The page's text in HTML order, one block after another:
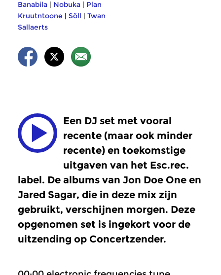
Banabila | Nobuka | Plan
Kruutntoone | Söll | Twan
Sallaerts
Een DJ set met vooral
recente (maar ook minder
recente) en toekomstige
uitgaven van het Esc.rec.
label. De albums van Jon Doe One en
Jared Sagar, die in deze mix zijn
gebruikt, verschijnen morgen. Deze
opgenomen set is ingekort voor de
uitzending op Concertzender.